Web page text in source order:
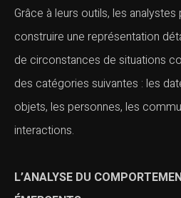
Grâce à leurs outils, les
construire une représentation
de circonstances de situations
des catégories suivantes : les
objets, les personnes, les
interactions.
L’ANALYSE DU